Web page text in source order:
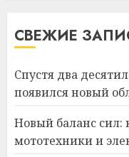
СВЕЖИЕ
Спустя два
появился новый
Новый баланс сил:
мототехники и